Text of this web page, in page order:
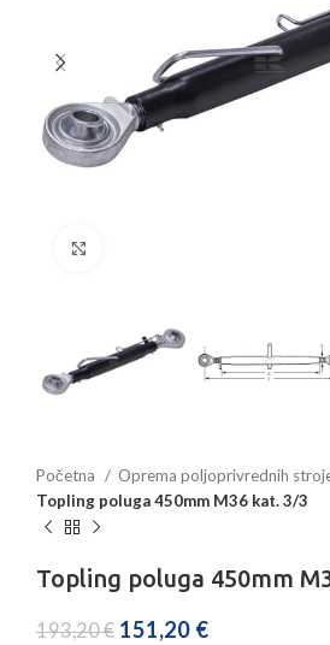
Početna Oprema poljoprivrednih
Topling poluga 450mm M36 kat. 3/3
Topling poluga 450mm
193,20€ 151,20 €